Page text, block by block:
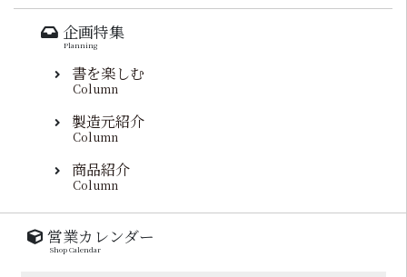
企画特集
Planning
書を楽しむ
Column
製造元紹介
Column
商品紹介
Column
営業カレンダー
Shop Calendar